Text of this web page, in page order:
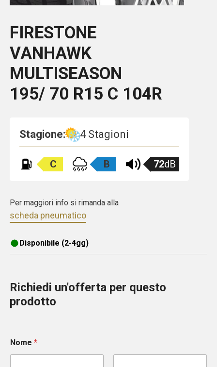
FIRESTONE
VANHAWK
MULTISEASON
195/ 70 R15 C 104R
Stagione: 4 Stagioni
C B 72dB
Per maggiori info si rimanda alla
scheda pneumatico
Disponibile (2-4gg)
Richiedi un'offerta per questo
prodotto
Nome *